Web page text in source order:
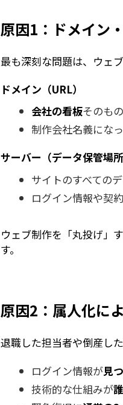
原因1：ドメイン
最も深刻な問題は、ウェ
ドメイン（URL）
会社の看板そのもの
制作会社名義にな
サーバー（データ保管場所
サイトのすべての
ログイン情報や契
ウェブ制作を「丸投げ」す
す。
原因2：属人化に
退職した担当者や倒産し
ログイン情報が見
技術的な仕組みが